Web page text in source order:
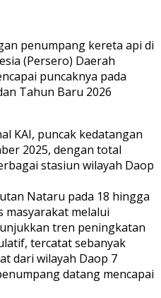
penumpang kereta api di
(Persero) Daerah
puncaknya pada
Tahun Baru 2026
KAI, puncak kedatangan
2025, dengan total
stasiun wilayah Daop
Nataru pada 18 hingga
masyarakat melalui
tren peningkatan
tercatat sebanyak
dari wilayah Daop 7
datang mencapai